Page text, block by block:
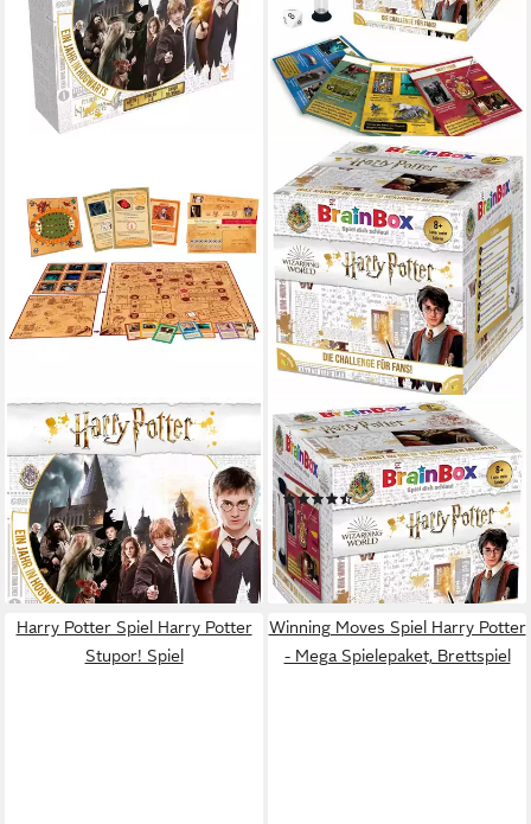
ASMODEE
Spiel Asmodee Harry Potter:
Ein Jahr in Hogwarts
ab 48,29 €
lieferbar - in 3-4 Werktagen bei dir
BRAINBOX
Spiel Harry Potter,
Gedächtnisspiel
(3)
ab 17,66 € UVP19,99 €
-12%
lieferbar - in 1-2 Werktagen bei dir
Harry Potter Spiel Harry Potter
Stupor! Spiel
Winning Moves Spiel Harry Potter
- Mega Spielepaket, Brettspiel